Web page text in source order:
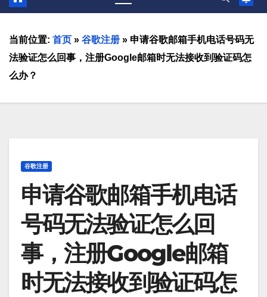
当前位置: 首页 » 谷歌注册 » 申请谷歌邮箱手机电话号码无
法验证怎么回事，注册Google邮箱时无法接收到验证码怎
么办？
谷歌注册
申请谷歌邮箱手机电话
号码无法验证怎么回
事，注册Google邮箱
时无法接收到验证码怎